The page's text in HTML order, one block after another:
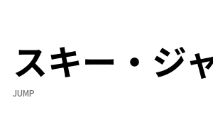
スキー・ジ
JUMP